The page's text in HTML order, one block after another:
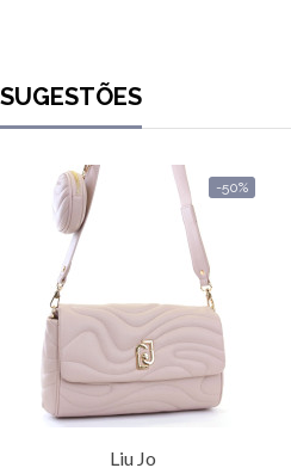
SUGESTÕES
-50%
Liu Jo